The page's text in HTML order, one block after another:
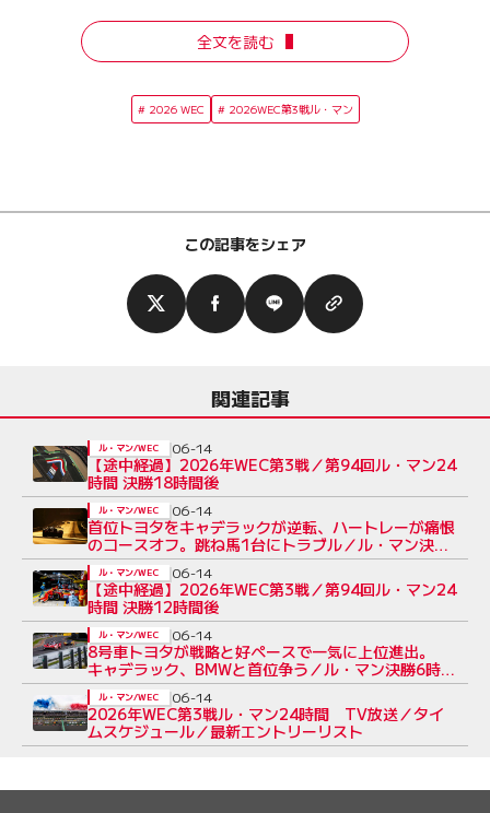
全文を読む
2026 WEC 2026WEC第3戦ル・マン
この記事をシェア
関連記事
【途中経過】2026年WEC第3戦／第94回ル・マン24
時間 決勝18時間後
ル・マン/WEC 06-14
首位トヨタをキャデラックが逆転、ハートレーが痛恨
のコースオフ。跳ね馬1台にトラブル／ル・マン決勝
12時間後
ル・マン/WEC 06-14
【途中経過】2026年WEC第3戦／第94回ル・マン24
時間 決勝12時間後
ル・マン/WEC 06-14
8号車トヨタが戦略と好ペースで一気に上位進出。
キャデラック、BMWと首位争う／ル・マン決勝6時間
後
ル・マン/WEC 06-14
2026年WEC第3戦ル・マン24時間 TV放送／タイ
ムスケジュール／最新エントリーリスト
ル・マン/WEC 06-14